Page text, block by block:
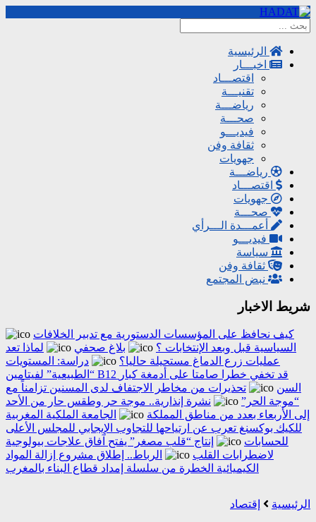
الرئيسية
اخبـــار
اقتصـــاد
تقنيـــة
رياضـــة
صحـــة
فيديـــو
ثقافة وفن
جهويات
رياضـــة
اقتصـــاد
جهويات
صحـــة
أعمـــدة الـــرأي
فيديـــو
سياسة
ثقافة وفن
نبض المجتمع
شريط الاخبار
كيف نحافظ على المؤسسات الدستورية مع تدبير الخلافات
السياسية قبل وبعد الإنتخابات ؟
بلاغ صحفي
لماذا تعد
عمليات زرع الدماغ مستحيلة حاليا؟
دراسة: المستويات
“الطبيعية” لفيتامين B12 قد تخفي خطرا صامتا على أدمغة كبار
السن
تحذيرات من مخاطر الاجتفاف لدى المسنين تزامناً مع
“موجة الحر”
نشرة إنذارية.. موجة حر وطقس حار من الأحد
إلى الأربعاء بعدد من مناطق المملكة
الجامعة الملكية المغربية
للكيك بوكسنغ تعرب عن ارتياحها للتجاوب الإيجابي للمجلس الأعلى
للحسابات
إنتاج “قلب مصغر” يفتح آفاق علاجات بيولوجية
لاضطرابات القلب
الرباط.. إطلاق مشروع إزالة المواد
الكيميائية الخطرة من سلسلة إمداد قطاع البناء بالمغرب
الرئيسية إقتصاد